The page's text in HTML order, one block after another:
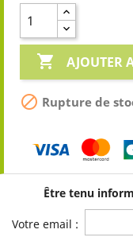
 AJOUTER
 Rupture de
Être tenu
Votre email :